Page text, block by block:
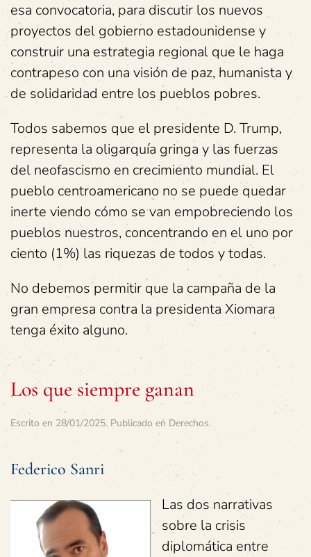
esa convocatoria, para discutir los nuevos
proyectos del gobierno estadounidense y
construir una estrategia regional que le haga
contrapeso con una visión de paz, humanista y
de solidaridad entre los pueblos pobres.
Todos sabemos que el presidente D. Trump,
representa la oligarquía gringa y las fuerzas
del neofascismo en crecimiento mundial. El
pueblo centroamericano no se puede quedar
inerte viendo cómo se van empobreciendo los
pueblos nuestros, concentrando en el uno por
ciento (1%) las riquezas de todos y todas.
No debemos permitir que la campaña de la
gran empresa contra la presidenta Xiomara
tenga éxito alguno.
Los que siempre ganan
Escrito en 28/01/2025. Publicado en Derechos.
Federico Sanri
Las dos narrativas
sobre la crisis
diplomática entre